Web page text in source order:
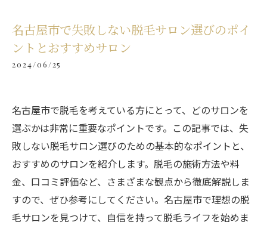
名古屋市で失敗しない脱毛サロン選びのポイ
ントとおすすめサロン
2024/06/25
名古屋市で脱毛を考えている方にとって、どのサロンを
選ぶかは非常に重要なポイントです。この記事では、失
敗しない脱毛サロン選びのための基本的なポイントと、
おすすめのサロンを紹介します。脱毛の施術方法や料
金、口コミ評価など、さまざまな観点から徹底解説しま
すので、ぜひ参考にしてください。名古屋市で理想の脱
毛サロンを見つけて、自信を持って脱毛ライフを始めま